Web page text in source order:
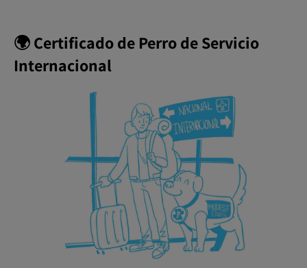
🌍 Certificado de Perro de Servicio
Internacional